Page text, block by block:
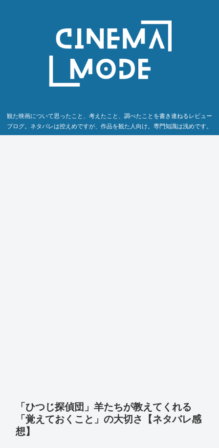
観た映画について思ったこと、考えたこと、調べたことを書き連ねるレビュー
ブログ。ネタバレは控えめですが、作品を観た人向け。専門知識は浅めです。
「ひつじ探偵団」羊たちが教えてくれる
「覚えておくこと」の大切さ【ネタバレ感
想】